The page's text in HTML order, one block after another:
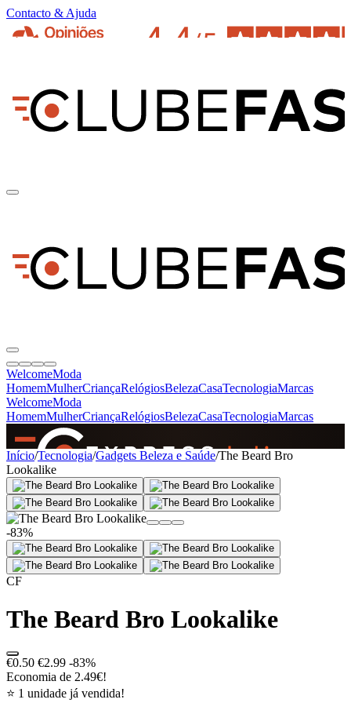
Contacto & Ajuda
WelcomeModa
HomemMulherCriançaRelógiosBelezaCasaTecnologiaMarcas
WelcomeModa
HomemMulherCriançaRelógiosBelezaCasaTecnologiaMarcas
SINCE 2005
+de 36.000 reviews
Início/Tecnologia/Gadgets Beleza e Saúde/The Beard Bro
Lookalike
-83%
CF
The Beard Bro Lookalike
€0.50 €2.99 -83%
Economia de 2.49€!
⭐ 1 unidade já vendida!